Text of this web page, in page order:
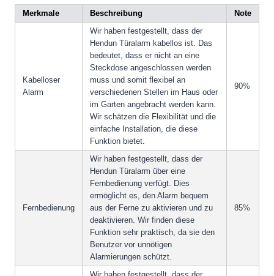
Merkmale Beschreibung Note
Kabelloser
Alarm
Wir haben festgestellt, dass der
Hendun Türalarm kabellos ist. Das
bedeutet, dass er nicht an eine
Steckdose angeschlossen werden
muss und somit flexibel an
verschiedenen Stellen im Haus oder
im Garten angebracht werden kann.
Wir schätzen die Flexibilität und die
einfache Installation, die diese
Funktion bietet.
90%
Fernbedienung
Wir haben festgestellt, dass der
Hendun Türalarm über eine
Fernbedienung verfügt. Dies
ermöglicht es, den Alarm bequem
aus der Ferne zu aktivieren und zu
deaktivieren. Wir finden diese
Funktion sehr praktisch, da sie den
Benutzer vor unnötigen
Alarmierungen schützt.
85%